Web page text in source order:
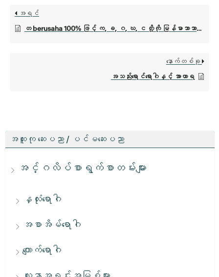
အထူးကု ဆေးပညာ / ပင်မဆေးပညာ
အင်္ဂလိပ်စာရွက်စာတမ်းများ
နှလုံးရောဂါ
အစာအိမ်ရောဂါ
ကျောက်ရောဂါ
အရင်
တ berusaha 100% ဖြင့် က, ခ, ဂ, ဃ, င တို့ကို မြန်မာဘာသာဖြင့် ဘာသာပြန်ပေးပါမည်။
နောက်တစ်ခု
အသည်းရောင်ရောဂါနှင့် အာဟာရ